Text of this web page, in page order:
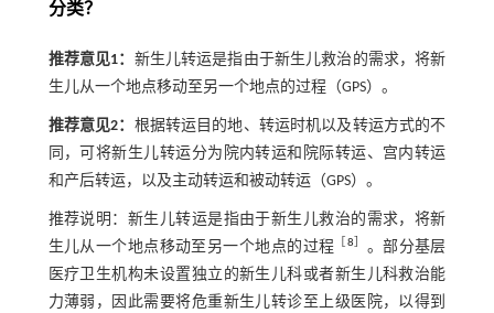
分类？
推荐意见1： 新生儿转运是指由于新生儿救治的需求，将新
生儿从一个地点移动至另一个地点的过程（GPS）。
推荐意见2： 根据转运目的地、转运时机以及转运方式的不
同，可将新生儿转运分为院内转运和院际转运、宫内转运
和产后转运，以及主动转运和被动转运（GPS）。
推荐说明：新生儿转运是指由于新生儿救治的需求，将新
生儿从一个地点移动至另一个地点的过程
8
。部分基层
医疗卫生机构未设置独立的新生儿科或者新生儿科救治能
力薄弱，因此需要将危重新生儿转诊至上级医院，以得到